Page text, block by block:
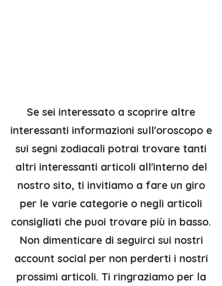
Se sei interessato a scoprire altre
interessanti informazioni sull'oroscopo e
sui segni zodiacali potrai trovare tanti
altri interessanti articoli all'interno del
nostro sito, ti invitiamo a fare un giro
per le varie categorie o negli articoli
consigliati che puoi trovare più in basso.
Non dimenticare di seguirci sui nostri
account social per non perderti i nostri
prossimi articoli. Ti ringraziamo per la